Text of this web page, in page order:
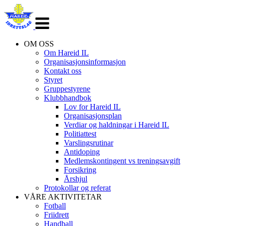
navigasjon
OM OSS
Om Hareid IL
Organisasjonsinformasjon
Kontakt oss
Styret
Gruppestyrene
Klubbhandbok
Lov for Hareid IL
Organisasjonsplan
Verdiar og haldningar i Hareid IL
Politiattest
Varslingsrutinar
Antidoping
Medlemskontingent vs treningsavgift
Forsikring
Årshjul
Protokollar og referat
VÅRE AKTIVITETAR
Fotball
Friidrett
Handball